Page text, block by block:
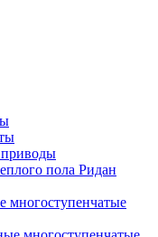
приводы
пола Ридан
многоступенчатые